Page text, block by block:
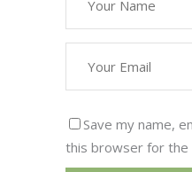
Save my name,
this browser for the